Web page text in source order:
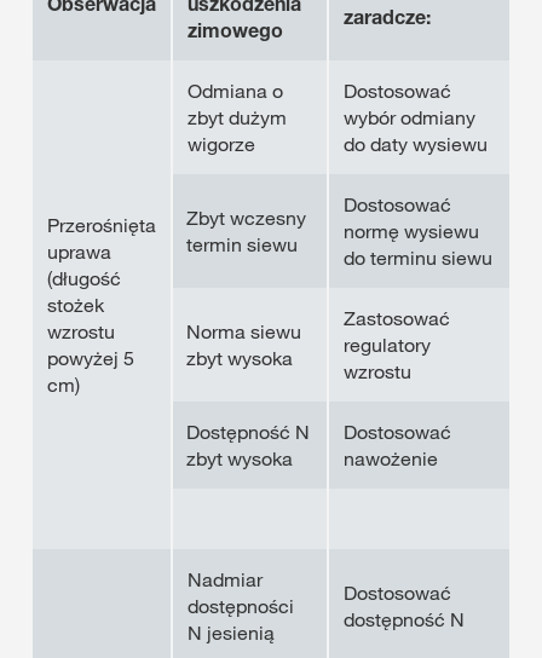
zimowego
zaradcze:
Przerośnięta
uprawa
(długość
stożek
wzrostu
powyżej 5
cm)
Odmiana o
zbyt dużym
wigorze
Dostosować
wybór odmiany
do daty wysiewu
Zbyt wczesny
termin siewu
Dostosować
normę wysiewu
do terminu siewu
Norma siewu
zbyt wysoka
Zastosować
regulatory
wzrostu
Dostępność N
zbyt wysoka
Dostosować
nawożenie
Nadmiar
dostępności
N jesienią
Dostosować
dostępność N